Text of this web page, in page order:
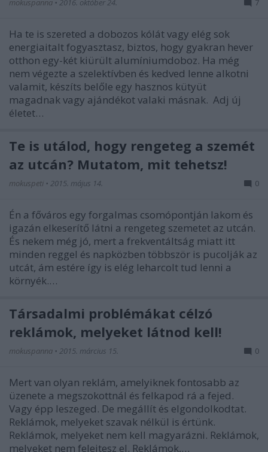
mokuspanna • 2016. október 24. 7
Ha te is szereted a dobozos kólát vagy elég sok
energiaitalt fogyasztasz, biztos, hogy gyakran hever
otthon egy-két kiürült alumíniumdoboz. Ha még
nem végezte a szelektívben és kedved lenne alkotni
valamit, készíts belőle egy hasznos kütyüt
magadnak vagy ajándékot valaki másnak. Adj új
életet…
Te is utálod, hogy rengeteg a szemét
az utcán? Mutatom, mit tehetsz!
mokuspeti • 2015. május 14. 0
Én a főváros egy forgalmas csomópontján lakom és
igazán elkeserítő látni a rengeteg szemetet az utcán.
És nekem még jó, mert a frekventáltság miatt itt
minden reggel és napközben többször is pucolják az
utcát, ám estére így is elég leharcolt tud lenni a
környék.…
Társadalmi problémákat célzó
reklámok, melyeket látnod kell!
mokuspanna • 2015. március 15. 0
Mert van olyan reklám, amelyiknek fontosabb az
üzenete a megszokottnál és felkapod rá a fejed.
Vagy épp leszeged. De megállít és elgondolkodtat.
Reklámok, melyeket szavak nélkül is értünk.
Reklámok, melyeket nem kell magyarázni. Reklámok,
melyeket nem felejtesz el. Reklámok,…